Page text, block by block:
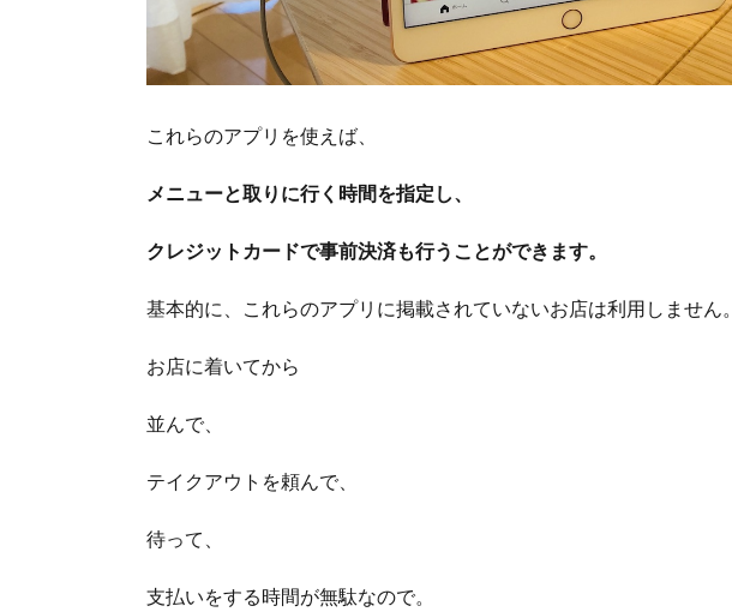
これらのアプリを使えば、
メニューと取りに行く時間を指定し、
クレジットカードで事前決済も行うことができます。
基本的に、これらのアプリに掲載されていないお店は利用しません。
お店に着いてから
並んで、
テイクアウトを頼んで、
待って、
支払いをする時間が無駄なので。